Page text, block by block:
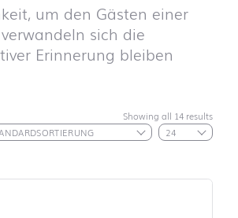
um den Gästen einer
sich die
Erinnerung bleiben
Showing all 14 results